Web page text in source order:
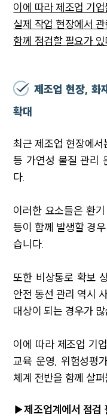
이에 따라 제조업 기
실제 작업 현장에서
함께 점검할 필요가
제조업 현장, 화
확대
최근 제조업 현장에
등 가연성 물질 관리
다.
이러한 요소들은 환
등이 함께 발생할 경
습니다.
또한 비상통로 확보
안전 동선 관리 역시
대상이 되는 경우가
이에 따라 제조업 기
교육 운영, 위험성평
체계 전반을 함께 살
▶제조업계에서 점검